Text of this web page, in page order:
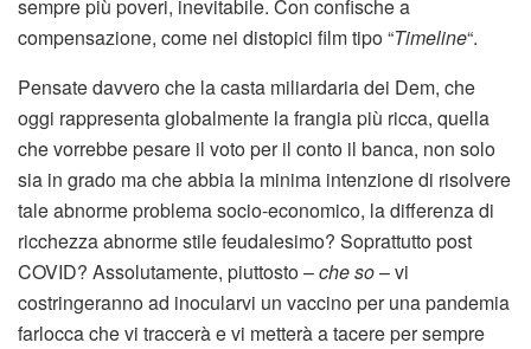
sempre più poveri, inevitabile. Con confische a
compensazione, come nei distopici film tipo “Timeline“.
Pensate davvero che la casta miliardaria dei Dem, che
oggi rappresenta globalmente la frangia più ricca, quella
che vorrebbe pesare il voto per il conto il banca, non solo
sia in grado ma che abbia la minima intenzione di risolvere
tale abnorme problema socio-economico, la differenza di
ricchezza abnorme stile feudalesimo? Soprattutto post
COVID? Assolutamente, piuttosto –che so– vi
costringeranno ad inocularvi un vaccino per una pandemia
farlocca che vi traccerà e vi metterà a tacere per sempre